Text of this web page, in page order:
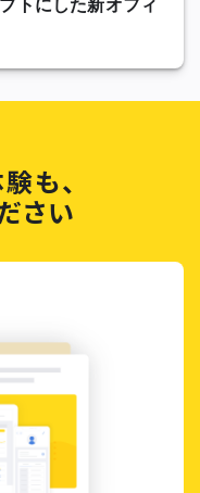
も、
さい